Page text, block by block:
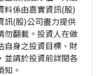
料係由嘉實資訊(股)
訊(股)公司盡力提供
勿翻載。投資人在做
自身之投資目標、財
並請於投資前詳閱各
知。